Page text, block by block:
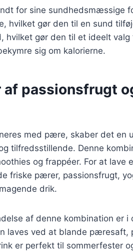
for sine sundhedsmæssige
hvilket gør den til en sund
hvilket gør den til et ideelt
sig om kalorierne.
af passionsfrugt
med pære, skaber det en
tilfredsstillende. Denne
og frappéer. For at
friske pærer, passionsfrugt,
drik.
af denne kombination er i
laves ved at blande pæresaft,
er perfekt til sommerfester